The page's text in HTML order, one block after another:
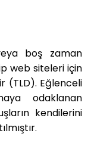
boş zaman
web siteleri için
(TLD). Eğlenceli
odaklanan
kendilerini